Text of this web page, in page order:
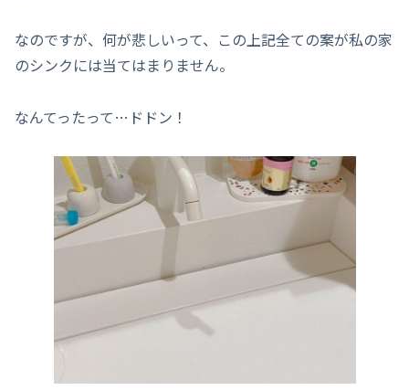
なのですが、何が悲しいって、この上記全ての案が私の家
のシンクには当てはまりません。
なんてったって…ドドン！